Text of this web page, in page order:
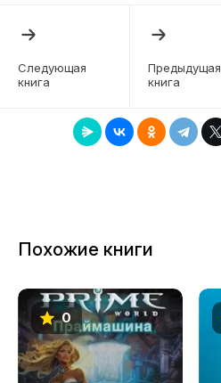
7
12
13
14
15
Следующая
книга
Предыдущая
книга
Похожие книги
0